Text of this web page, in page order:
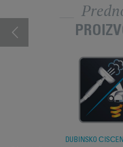
DUBINSKO